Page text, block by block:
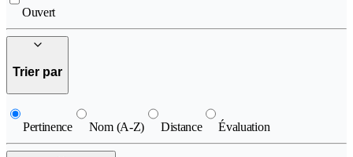
Ouvert
Trier par
Pertinence Nom (A-Z) Distance Évaluation